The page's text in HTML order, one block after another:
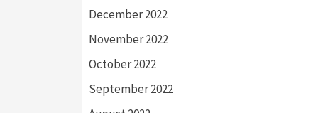
December 2022
November 2022
October 2022
September 2022